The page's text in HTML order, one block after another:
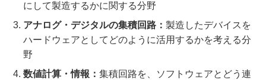
にして製造するかに関する分野
アナログ・デジタルの集積回路： 製造したデバイスを
ハードウェアとしてどのように活用するかを考える分
野
数値計算・情報： 集積回路を、ソフトウェアとどう連